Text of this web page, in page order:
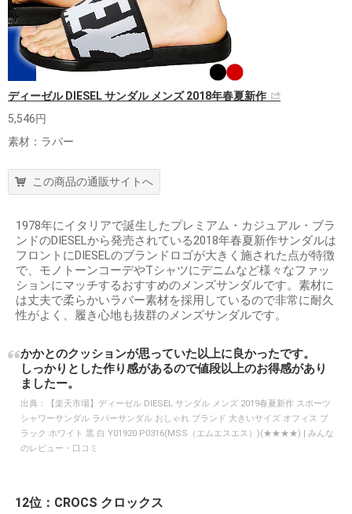
ディーゼル DIESEL サンダル メンズ 2018年春夏新作
5,546円
素材：ラバー
この商品の通販サイトへ
1978年にイタリアで誕生したプレミアム・カジュアル・ブラ
ンドのDIESELから発売されている2018年春夏新作サンダルは
フロントにDIESELのブランドロゴが大きく施された点が特徴
で、モノトーンコーデやTシャツにデニムなど様々なファッ
ションにマッチするおすすめのメンズサンダルです。素材に
は丈夫で柔らかいラバー素材を採用しているので非常に耐久
性がよく、履き心地も抜群のメンズサンダルです。
かかとのクッションが思っていた以上に良かったです。
しっかりとした作り感があるので値段以上のお得感があり
ましたー。
出典：
【楽天市場】ディーゼル DIESEL サンダル メンズ 2019春夏新作 スポーツ
シャワーサンダル ラバーサンダル おしゃれ ブランド 大きいサイズ オフィス ブ
ラック ホワイト 黒 白 Y01920 P0316(MSS（エムエスエス）)(★★★★) | みんな
のレビュー・口コミ
12位：CROCS クロックス